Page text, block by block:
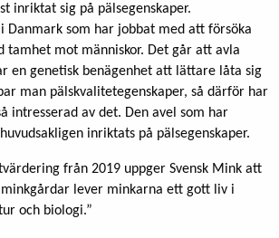
inriktat sig på pälsegenskaper.
Danmark som har jobbat med att försöka
tamhet mot människor. Det går att avla
en genetisk benägenhet att lättare låta sig
man pälskvalitetegenskaper, så därför har
intresserad av det. Den avel som har
inriktats på pälsegenskaper.
från 2019 uppger Svensk Mink att
minkgårdar lever minkarna ett gott liv i
och biologi.”